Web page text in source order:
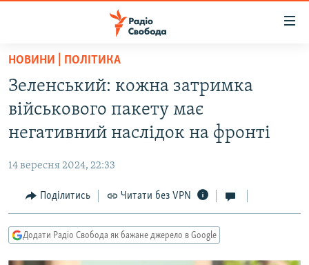
Перейти
основного
матеріалу
до
основної
навігації
Перейти
до
пошуку
ЕКОНОМІКА
СУСПІЛЬСТВО
РОСІЙСЬКА «ФІЛЬТРАЦІЯ»
ДОНБАС.РЕАЛІЇ
ТИ ЯК?
НОВИНИ | ПОЛІТИКА
Зеленський: кожна затримка
військового пакету має
негативний наслідок на фронті
14 вересня 2024, 22:33
Поділитись Читати без VPN
Додати Радіо Свобода як бажане джерело в Google